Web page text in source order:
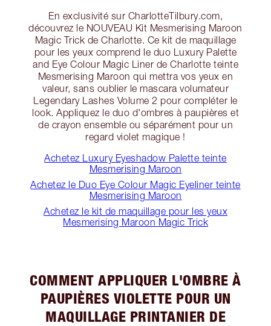
En exclusivité sur CharlotteTilbury.com,
découvrez le NOUVEAU Kit Mesmerising Maroon
Magic Trick de Charlotte. Ce kit de maquillage
pour les yeux comprend le duo Luxury Palette
and Eye Colour Magic Liner de Charlotte teinte
Mesmerising Maroon qui mettra vos yeux en
valeur, sans oublier le mascara volumateur
Legendary Lashes Volume 2 pour compléter le
look. Appliquez le duo d'ombres à paupières et
de crayon ensemble ou séparément pour un
regard violet magique !
Achetez Luxury Eyeshadow Palette teinte
Mesmerising Maroon
Achetez le Duo Eye Colour Magic Eyeliner teinte
Mesmerising Maroon
Achetez le kit de maquillage pour les yeux
Mesmerising Maroon Magic Trick
COMMENT APPLIQUER L'OMBRE À
PAUPIÈRES VIOLETTE POUR UN
MAQUILLAGE PRINTANIER DE